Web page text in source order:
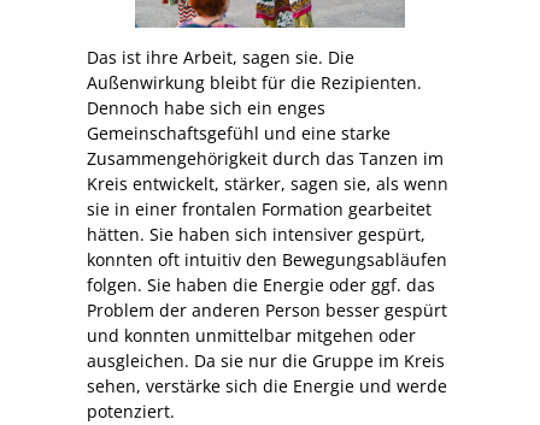
Das ist ihre Arbeit, sagen sie. Die
Außenwirkung bleibt für die Rezipienten.
Dennoch habe sich ein enges
Gemeinschaftsgefühl und eine starke
Zusammengehörigkeit durch das Tanzen im
Kreis entwickelt, stärker, sagen sie, als wenn
sie in einer frontalen Formation gearbeitet
hätten. Sie haben sich intensiver gespürt,
konnten oft intuitiv den Bewegungsabläufen
folgen. Sie haben die Energie oder ggf. das
Problem der anderen Person besser gespürt
und konnten unmittelbar mitgehen oder
ausgleichen. Da sie nur die Gruppe im Kreis
sehen, verstärke sich die Energie und werde
potenziert.